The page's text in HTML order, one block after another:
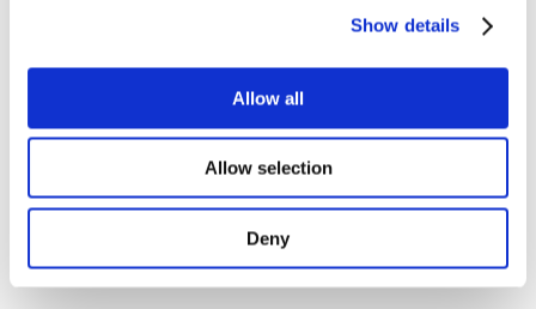
Show details
Allow all
Allow selection
Deny
Popmusik
Solliciteer